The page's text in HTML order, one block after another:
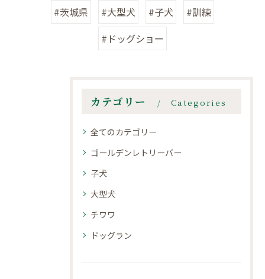
#茨城県
#大型犬 #子犬
#訓練
#ドッグショー
カテゴリー Categories
全てのカテゴリー
ゴールデンレトリーバー
子犬
大型犬
チワワ
ドッグラン